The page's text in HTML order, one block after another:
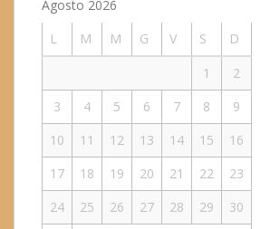
Agosto 2026
L
M M G V S
D
1
2
3
4 5 6 7 8
9
10
11 12 13 14 15
16
17
18 19 20 21 22
23
24
25 26 27 28 29
30